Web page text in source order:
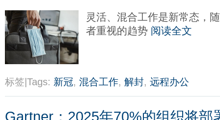
灵活、混合工作是新常态，
者重视的趋势 阅读全文
标签|Tags: 新冠, 混合工作, 解封, 远程办公
Gartner：2025年70%的组织将部